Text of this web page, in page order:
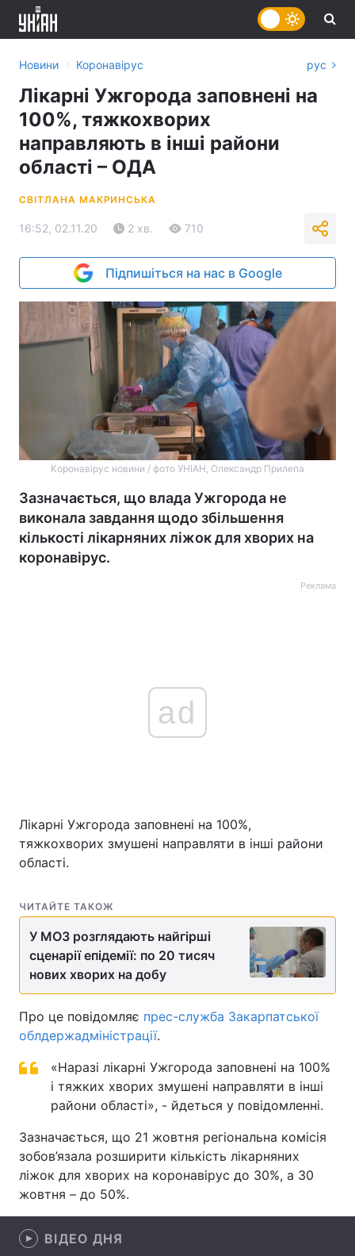
Економіка Світ
Техно і зв'язок Лайт
Зброя Інциденти
Цікавинки Погода
Лонгріди
Відео з Youtube Статті
Інтерв'ю Думки
Контакти
Новини › Коронавірус рус
Лікарні Ужгорода заповнені на
100%, тяжкохворих
направляють в інші райони
області – ОДА
СВІТЛАНА МАКРИНСЬКА
16:52, 02.11.20 2 хв. 710
Підпишіться на нас в Google
Коронавірус новини / фото УНІАН, Олександр Прилепа
Зазначається, що влада Ужгорода не
виконала завдання щодо збільшення
кількості лікарняних ліжок для хворих на
коронавірус.
Реклама
ad
Лікарні Ужгорода заповнені на 100%,
тяжкохворих змушені направляти в інші райони
області.
ЧИТАЙТЕ ТАКОЖ
У МОЗ розглядають найгірші
сценарії епідемії: по 20 тисяч
нових хворих на добу
Про це повідомляє прес-служба Закарпатської
облдержадміністрації.
«Наразі лікарні Ужгорода заповнені на 100%
і тяжких хворих змушені направляти в інші
райони області», - йдеться у повідомленні.
Зазначається, що 21 жовтня регіональна комісія
зобов’язала розширити кількість лікарняних
ліжок для хворих на коронавірус до 30%, а 30
жовтня – до 50%.
ВІДЕО ДНЯ